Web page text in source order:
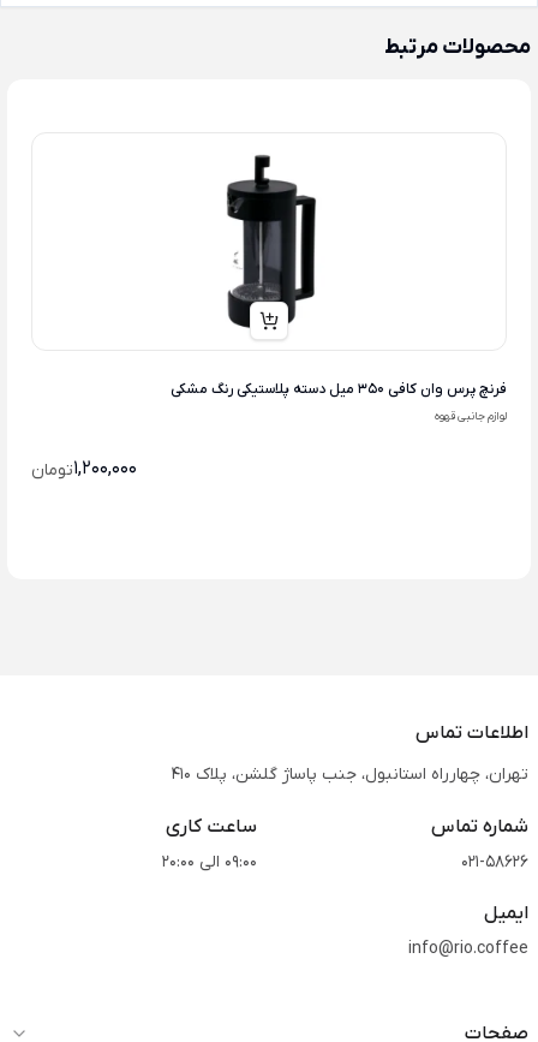
محصولات مرتبط
فرنچ پرس وان کافی 350 میل دسته پلاستیکی رنگ مشکی
لوازم جانبی قهوه
1,200,000تومان
اطلاعات تماس
تهران، چهارراه استانبول، جنب پاساژ گلشن، پلاک 410
شماره تماس
021-58626
ساعت کاری
09:00 الی 20:00
ایمیل
info@rio.coffee
صفحات